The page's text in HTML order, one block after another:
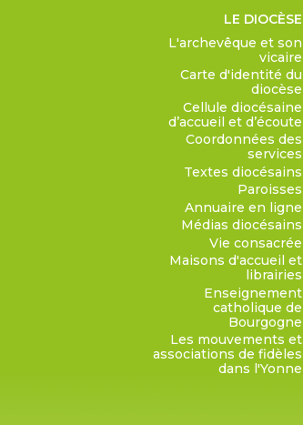
LE DIOCÈSE
L'archevêque et son
vicaire
Carte d'identité du
diocèse
Cellule diocésaine
d’accueil et d’écoute
Coordonnées des
services
Textes diocésains
Paroisses
Annuaire en ligne
Médias diocésains
Vie consacrée
Maisons d'accueil et
librairies
Enseignement
catholique de
Bourgogne
Les mouvements et
associations de fidèles
dans l'Yonne